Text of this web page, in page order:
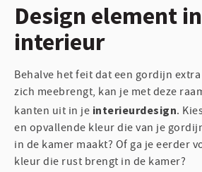
Design element
interieur
Behalve het feit dat een gordijn
zich meebrengt, kan je met deze
kanten uit in je interieurdesign.
en opvallende kleur die van je
in de kamer maakt? Of ga je eerder
kleur die rust brengt in de kamer?